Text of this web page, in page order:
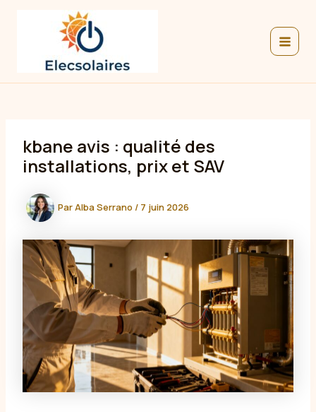
MAIN
kbane avis : qualité des
installations, prix et SAV
Par Alba Serrano / 7 juin 2026